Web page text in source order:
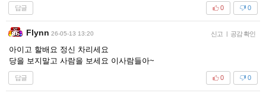
답글 0
0
Flynn 26-05-13 13:20 신고 | 공감 확인
아이고 할배요 정신 차리세요
당을 보지말고 사람을 보세요 이사람들아~
답글 0
0